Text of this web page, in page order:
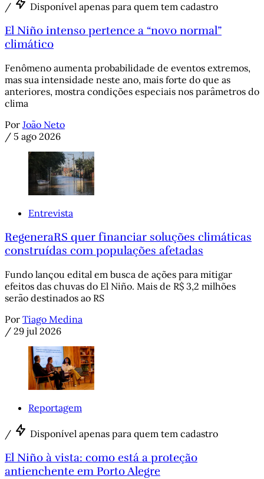
/ Disponível apenas para quem tem cadastro
El Niño intenso pertence a “novo normal”
climático
Fenômeno aumenta probabilidade de eventos extremos,
mas sua intensidade neste ano, mais forte do que as
anteriores, mostra condições especiais nos parâmetros do
clima
Por João Neto
/ 5 ago 2026
Entrevista
RegeneraRS quer financiar soluções climáticas
construídas com populações afetadas
Fundo lançou edital em busca de ações para mitigar
efeitos das chuvas do El Niño. Mais de R$ 3,2 milhões
serão destinados ao RS
Por Tiago Medina
/ 29 jul 2026
Reportagem
/ Disponível apenas para quem tem cadastro
El Niño à vista: como está a proteção
antienchente em Porto Alegre